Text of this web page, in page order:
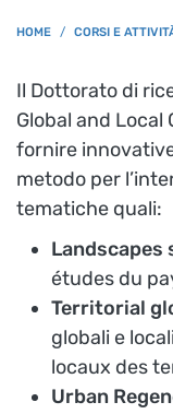
HOME CORSI E
Il Dottorato di
Global and Local
fornire
metodo per
tematiche quali:
Landscapes
études du
Territorial
globali e
locaux des
Urban